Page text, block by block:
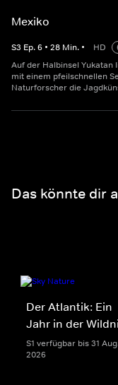
Mexiko
S3 Ep.6 • 28 Min. • HD
Auf der Halbinsel Yukatan
mit einem pfeilschnellen
Naturforscher die
Das könnte dir
Der Atlantik: Ein
Jahr in der
S1 verfügbar bis 31
2026